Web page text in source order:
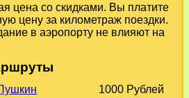
цена со скидками. Вы платите
цену за километраж поездки.
в аэропорту не влияют на
1000 Рублей